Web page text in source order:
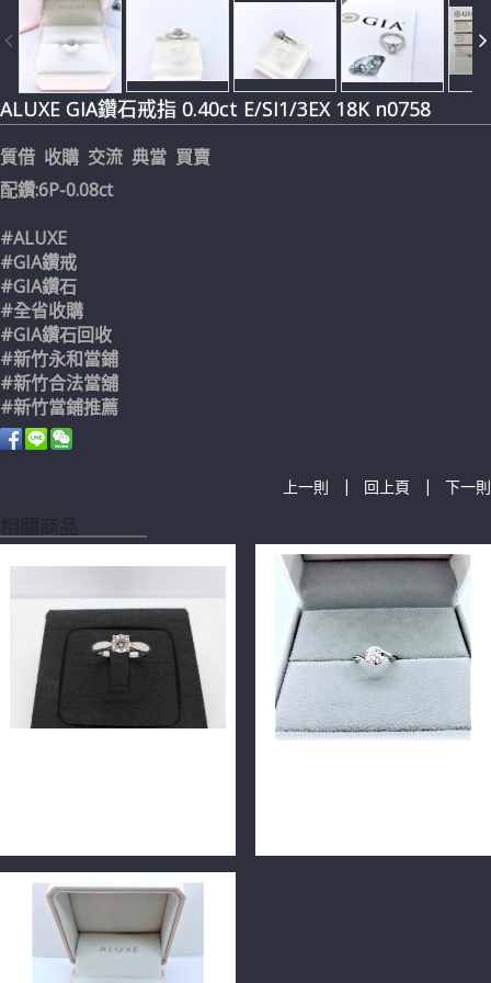
ALUXE GIA鑽石戒指 0.40ct E/SI1/3EX 18K n0758
質借 收購 交流 典當 買賣
配鑽:6P-0.08ct
#ALUXE
#GIA鑽戒
#GIA鑽石
#全省收購
#GIA鑽石回收
#新竹永和當鋪
#新竹合法當舖
#新竹當鋪推薦
上一則 | 回上頁 | 下一則
相關商品